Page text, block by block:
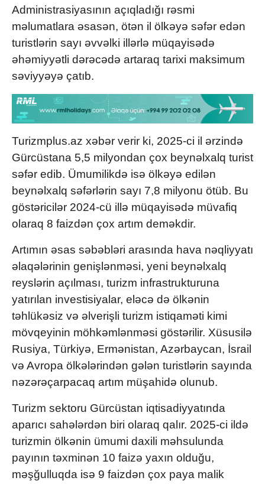
Administrasiyasının açıqladığı rəsmi
məlumatlara əsasən, ötən il ölkəyə səfər edən
turistlərin sayı əvvəlki illərlə müqayisədə
əhəmiyyətli dərəcədə artaraq tarixi maksimum
səviyyəyə çatıb.
Turizmplus.az xəbər verir ki, 2025-ci il ərzində
Gürcüstana 5,5 milyondan çox beynəlxalq turist
səfər edib. Ümumilikdə isə ölkəyə edilən
beynəlxalq səfərlərin sayı 7,8 milyonu ötüb. Bu
göstəricilər 2024-cü illə müqayisədə müvafiq
olaraq 8 faizdən çox artım deməkdir.
Artımın əsas səbəbləri arasında hava nəqliyyatı
əlaqələrinin genişlənməsi, yeni beynəlxalq
reyslərin açılması, turizm infrastrukturuna
yatırılan investisiyalar, eləcə də ölkənin
təhlükəsiz və əlverişli turizm istiqaməti kimi
mövqeyinin möhkəmlənməsi göstərilir. Xüsusilə
Rusiya, Türkiyə, Ermənistan, Azərbaycan, İsrail
və Avropa ölkələrindən gələn turistlərin sayında
nəzərəçarpacaq artım müşahidə olunub.
Turizm sektoru Gürcüstan iqtisadiyyatında
aparıcı sahələrdən biri olaraq qalır. 2025-ci ildə
turizmin ölkənin ümumi daxili məhsulunda
payının təxminən 10 faizə yaxın olduğu,
məşğulluqda isə 9 faizdən çox paya malik